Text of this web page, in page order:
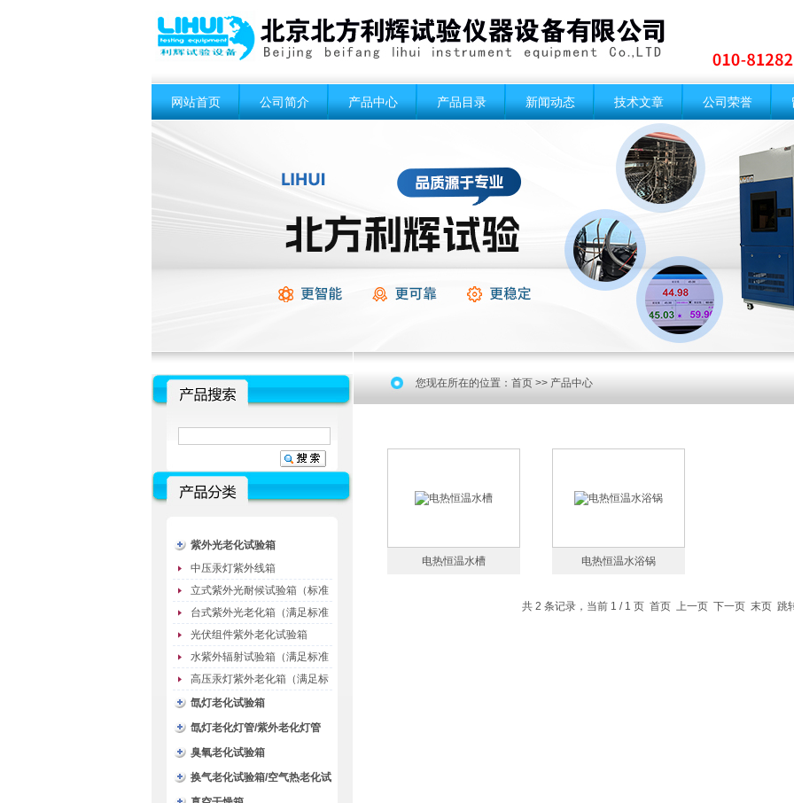
网站首页 公司简介 产品中心 产品目录 新闻动态 技术文章 公司荣誉
紫外光老化试验箱
中压汞灯紫外线箱
立式紫外光耐候试验箱（标准
型）
台式紫外光老化箱（满足标准
GB/T16776）
光伏组件紫外老化试验箱
水紫外辐射试验箱（满足标准
JC485-1992）
高压汞灯紫外老化箱（满足标
准GB/T16777）
氙灯老化试验箱
氙灯老化灯管/紫外老化灯管
（耗材）
臭氧老化试验箱
换气老化试验箱/空气热老化试
您现在所在的位置： 首页 >> 产品中心
电热恒温水槽 电热恒温水浴锅
共 2 条记录，当前 1 / 1 页 首页 上一页 下一页 末页 跳